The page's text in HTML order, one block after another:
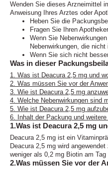
Wenden Sie dieses Arzneimittel
Anweisung Ihres Arztes oder
Heben Sie die
Fragen Sie Ihren
Wenn Sie
Nebenwirkungen, die
Wenn Sie sich nicht
Was in dieser
1. Was ist Deacura 2,5 mg und
2. Was müssen Sie vor der
3. Wie ist Deacura 2,5 mg
4. Welche Nebenwirkungen sind
5. Wie ist Deacura 2,5 mg
6. Inhalt der Packung und
1.Was ist Deacura 2,5 mg
Deacura 2,5 mg ist ein
Deacura 2,5 mg wird
weniger als 0,2 mg Biotin am Tag
2.Was müssen Sie vor der